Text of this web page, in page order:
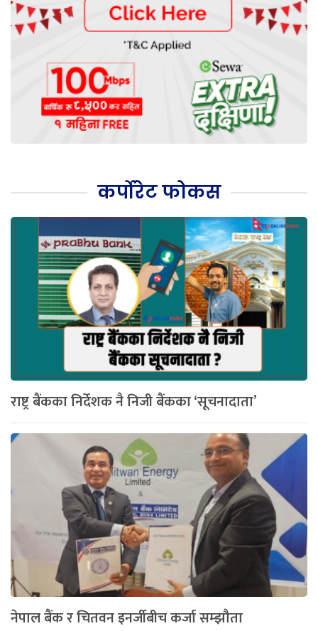
कर्पोरेट फोकस
राष्ट्र बैंकका निर्देशक नै निजी बैंकका ‘सूचनादाता’
नेपाल बैंक र चितवन इनर्जीबीच कर्जा सम्झौता